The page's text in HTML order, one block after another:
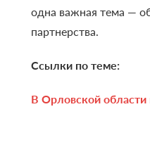
одна важная тема —
партнерства.
Ссылки по теме:
В Орловской области